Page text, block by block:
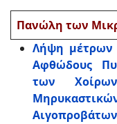
Πανώλη των
Λήψη μέτρων
Αφθώδους
των